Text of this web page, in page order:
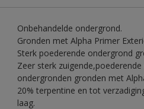
Onbehandelde ondergrond.
Gronden met Alpha Primer
Sterk poederende ondergrond
Zeer sterk
ondergronden gronden met
20% terpentine en tot
laag.